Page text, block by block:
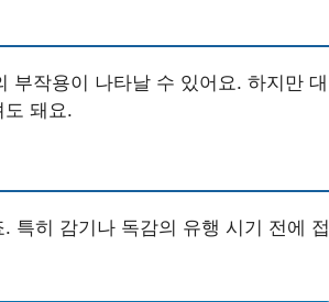
부작용이 나타날 수 있어요. 하지만 대
도 돼요.
특히 감기나 독감의 유행 시기 전에 접